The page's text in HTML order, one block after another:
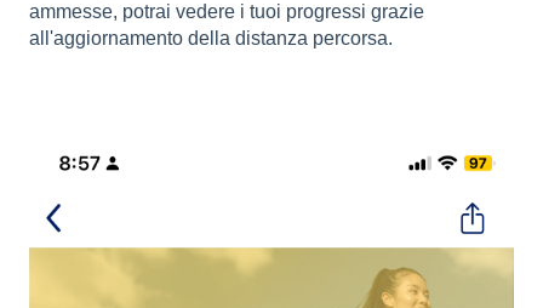
ammesse, potrai vedere i tuoi progressi grazie
all'aggiornamento della distanza percorsa.